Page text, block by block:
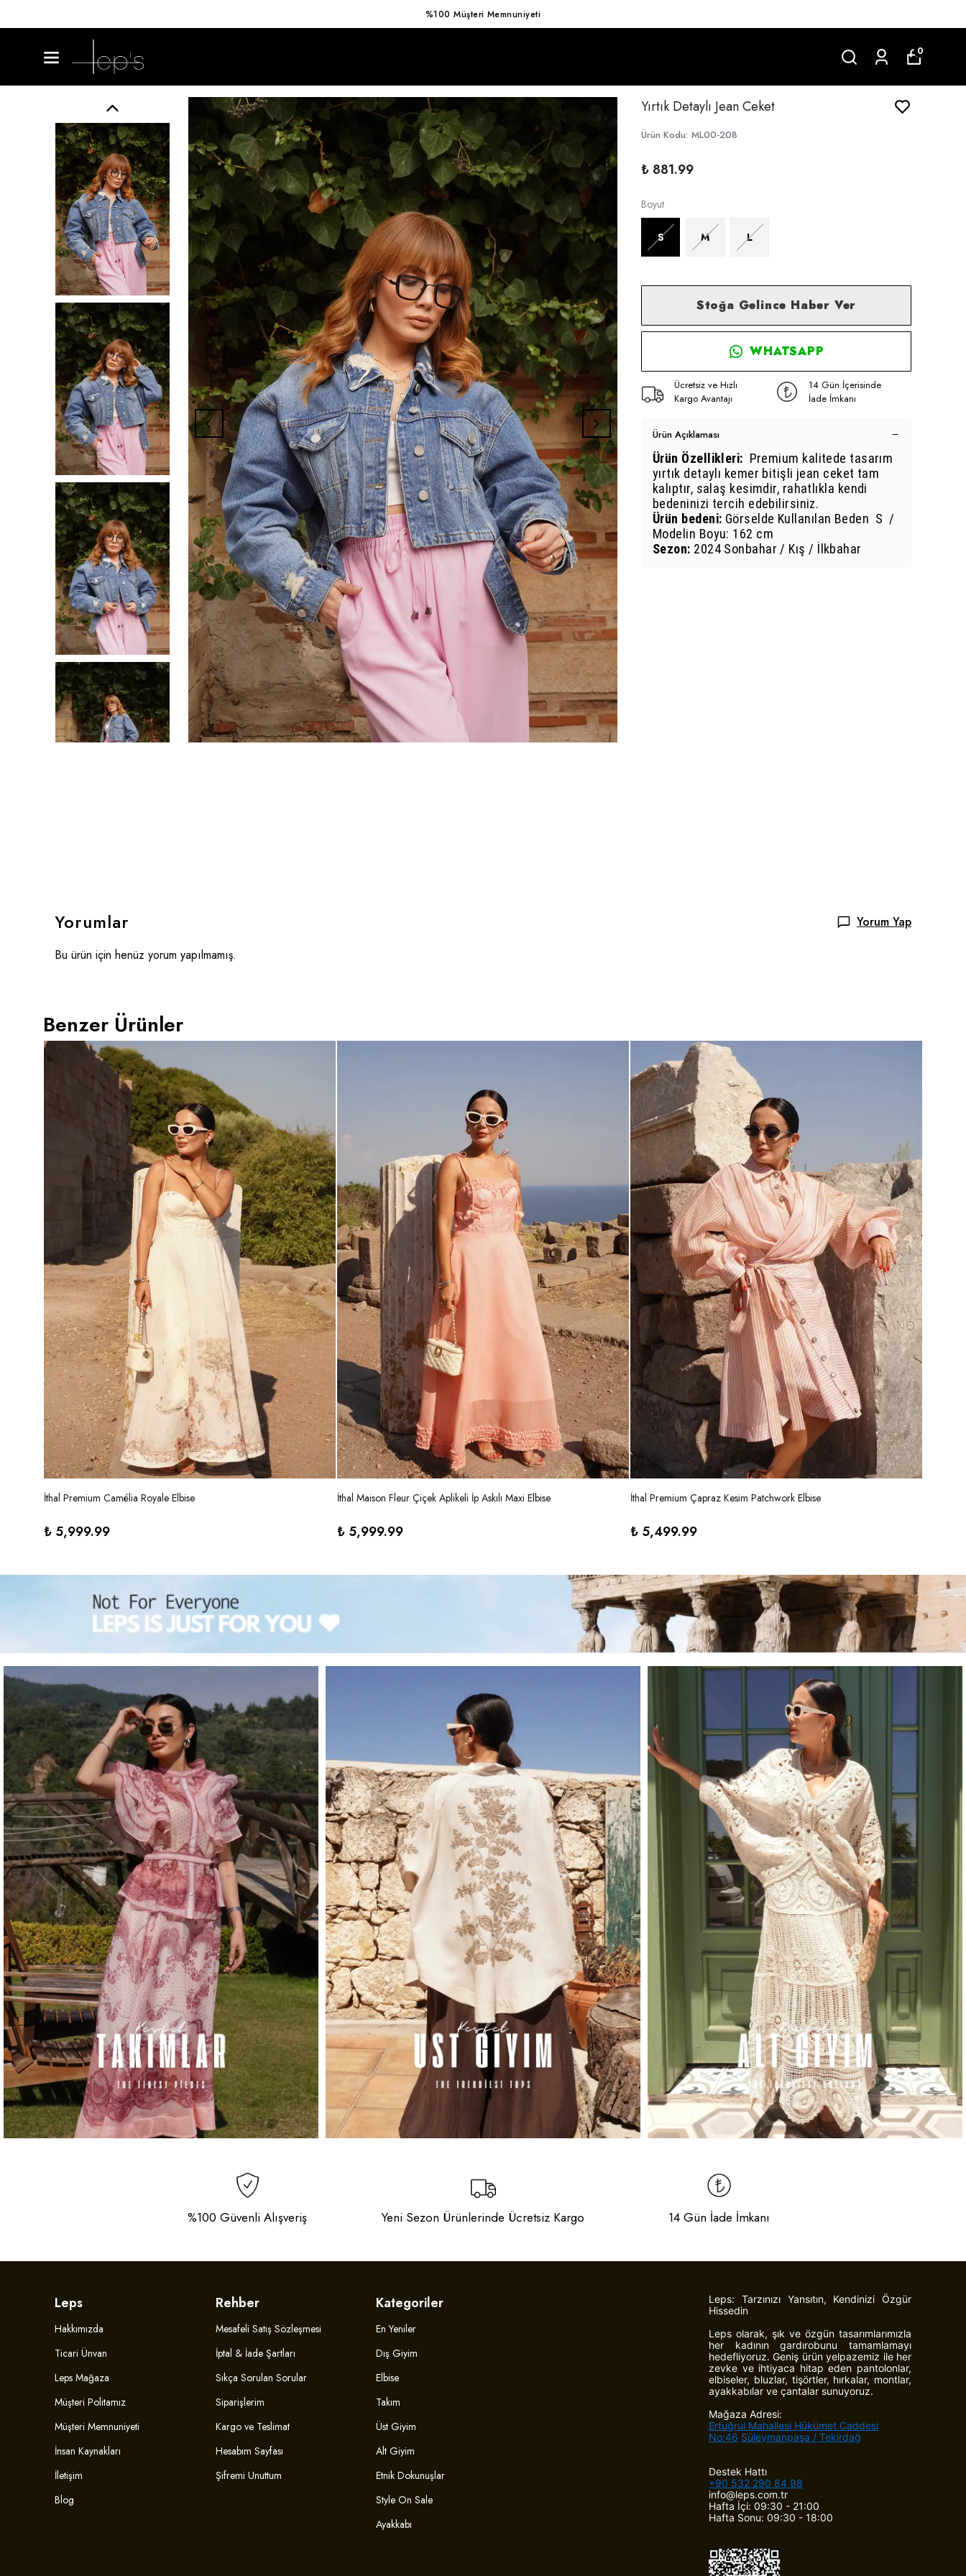
%100 Müşteri Memnuniyeti
0
Yırtık Detaylı Jean Ceket
Ürün Kodu: ML00-208
₺ 881.99
Boyut
S M L
Stoğa Gelince Haber Ver
WHATSAPP
Ücretsiz ve Hızlı
Kargo Avantajı
14 Gün İçerisinde
İade İmkanı
Ürün Açıklaması
Ürün Özellikleri: Premium kalitede tasarım
yırtık detaylı kemer bitişli jean ceket tam
kalıptır, salaş kesimdir, rahatlıkla kendi
bedeninizi tercih edebilirsiniz.
Ürün bedeni: Görselde Kullanılan Beden S /
Modelin Boyu: 162 cm
Sezon: 2024 Sonbahar / Kış / İlkbahar
Yorumlar
Yorum Yap
Bu ürün için henüz yorum yapılmamış.
Benzer Ürünler
İthal Premium Camélia Royale Elbise
₺ 5,999.99
İthal Maison Fleur Çiçek Aplikeli İp Askılı Maxi Elbise
₺ 5,999.99
İthal Premium Çapraz Kesim Patchwork Elbise
₺ 5,499.99
%100 Güvenli Alışveriş Yeni Sezon Ürünlerinde Ücretsiz Kargo 14 Gün İade İmkanı
Leps
Hakkımızda
Ticari Ünvan
Leps Mağaza
Müşteri Politamız
Müşteri Memnuniyeti
İnsan Kaynakları
İletişim
Blog
Rehber
Mesafeli Satış Sözleşmesi
İptal & İade Şartları
Sıkça Sorulan Sorular
Siparişlerim
Kargo ve Teslimat
Hesabım Sayfası
Şifremi Unuttum
Kategoriler
En Yeniler
Dış Giyim
Elbise
Takım
Üst Giyim
Alt Giyim
Etnik Dokunuşlar
Style On Sale
Ayakkabı
Leps: Tarzınızı Yansıtın, Kendinizi Özgür
Hissedin
Leps olarak, şık ve özgün tasarımlarımızla
her kadının gardırobunu tamamlamayı
hedefliyoruz. Geniş ürün yelpazemiz ile her
zevke ve ihtiyaca hitap eden pantolonlar,
elbiseler, bluzlar, tişörtler, hırkalar, montlar,
ayakkabılar ve çantalar sunuyoruz.
Mağaza Adresi:
Ertuğrul Mahallesi Hükümet Caddesi
No:46 Süleymanpaşa / Tekirdağ
Destek Hattı
+90 532 290 84 98
info@leps.com.tr
Hafta İçi: 09:30 - 21:00
Hafta Sonu: 09:30 - 18:00